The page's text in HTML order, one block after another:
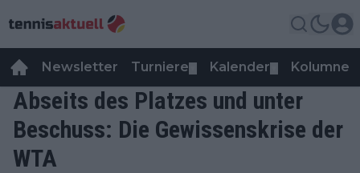
Newsletter Turniere Kalender Kolumnen
Abseits des Platzes und unter
Beschuss: Die Gewissenskrise der
WTA